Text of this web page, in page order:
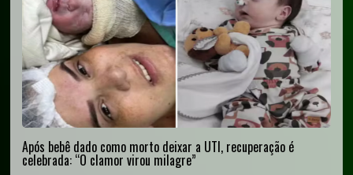
Após bebê dado como morto deixar a UTI, recuperação é
celebrada: “O clamor virou milagre”